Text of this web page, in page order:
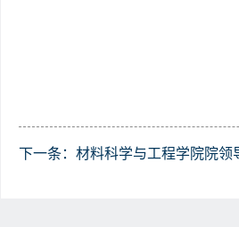
2026年
下一条： 材料科学与工程学院院领